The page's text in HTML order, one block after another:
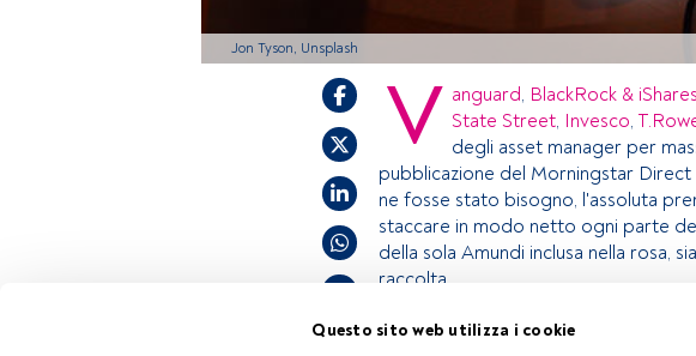
Questo sito web utilizza i cookie
Jon Tyson, Unsplash
V anguard, BlackRock & iShares
State Street, Invesco,
degli asset manager per
pubblicazione del Morningstar
ne fosse stato bisogno, l'assoluta
staccare in modo netto ogni parte
della sola Amundi inclusa nella rosa,
raccolta.